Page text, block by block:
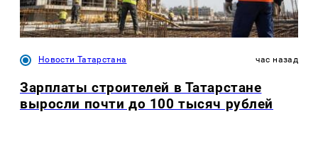
Новости Татарстана час назад
Зарплаты строителей в Татарстане
выросли почти до 100 тысяч рублей